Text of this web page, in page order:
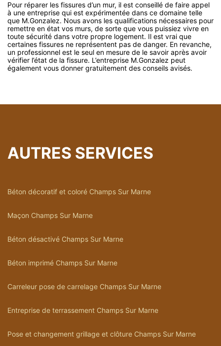
Pour réparer les fissures d’un mur, il est conseillé de faire appel
à une entreprise qui est expérimentée dans ce domaine telle
que M.Gonzalez. Nous avons les qualifications nécessaires pour
remettre en état vos murs, de sorte que vous puissiez vivre en
toute sécurité dans votre propre logement. Il est vrai que
certaines fissures ne représentent pas de danger. En revanche,
un professionnel est le seul en mesure de le savoir après avoir
vérifier l’état de la fissure. L’entreprise M.Gonzalez peut
également vous donner gratuitement des conseils avisés.
AUTRES SERVICES
Béton décoratif et coloré Champs Sur Marne
Maçon Champs Sur Marne
Béton désactivé Champs Sur Marne
Béton imprimé Champs Sur Marne
Carreleur pose de carrelage Champs Sur Marne
Entreprise de terrassement Champs Sur Marne
Pose et changement grillage et clôture Champs Sur Marne